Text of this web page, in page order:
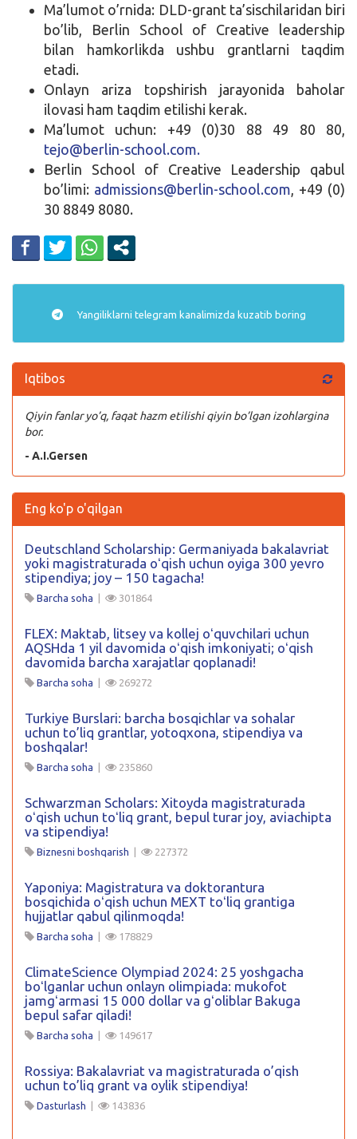
Ma’lumot o’rnida: DLD-grant ta’sischilaridan biri
bo’lib, Berlin School of Creative leadership
bilan hamkorlikda ushbu grantlarni taqdim
etadi.
Onlayn ariza topshirish jarayonida baholar
ilovasi ham taqdim etilishi kerak.
Ma’lumot uchun: +49 (0)30 88 49 80 80,
tejo@berlin-school.com.
Berlin School of Creative Leadership qabul
bo’limi: admissions@berlin-school.com , +49 (0)
30 8849 8080.
Yangiliklarni telegram kanalimizda kuzatib boring
Iqtibos
Qiyin fanlar yo’q, faqat hazm etilishi qiyin bo’lgan izohlargina
bor.
- A.I.Gersen
Eng ko'p o'qilgan
Deutschland Scholarship: Germaniyada bakalavriat
yoki magistraturada oʻqish uchun oyiga 300 yevro
stipendiya; joy – 150 tagacha!
Barcha soha | 301864
FLEX: Maktab, litsey va kollej oʻquvchilari uchun
AQSHda 1 yil davomida oʻqish imkoniyati; oʻqish
davomida barcha xarajatlar qoplanadi!
Barcha soha | 269272
Turkiye Burslari: barcha bosqichlar va sohalar
uchun to’liq grantlar, yotoqxona, stipendiya va
boshqalar!
Barcha soha | 235860
Schwarzman Scholars: Xitoyda magistraturada
oʻqish uchun toʻliq grant, bepul turar joy, aviachipta
va stipendiya!
Biznesni boshqarish | 227372
Yaponiya: Magistratura va doktorantura
bosqichida oʻqish uchun MEXT toʻliq grantiga
hujjatlar qabul qilinmoqda!
Barcha soha | 178829
ClimateScience Olympiad 2024: 25 yoshgacha
boʻlganlar uchun onlayn olimpiada: mukofot
jamgʻarmasi 15 000 dollar va gʻoliblar Bakuga
bepul safar qiladi!
Barcha soha | 149617
Rossiya: Bakalavriat va magistraturada o’qish
uchun to’liq grant va oylik stipendiya!
Dasturlash | 143836